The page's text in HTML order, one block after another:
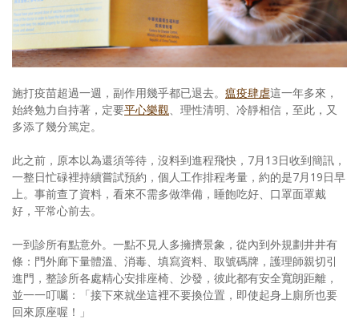
照相簿
歷史區
個人著作
活動實況記錄
媒體報導一覽
合作與代言
訂閱電子報
施打疫苗超過一週，副作用幾乎都已退去。 瘟疫肆虐這一年多來，
始終勉力自持著，定要平心樂觀 、理性清明、冷靜相信，至此，又
多添了幾分篤定。
此之前，原本以為還須等待，沒料到進程飛快，7月13日收到簡訊，
一整日忙碌裡持續嘗試預約，個人工作排程考量，約的是7月19日早
上。事前查了資料，看來不需多做準備，睡飽吃好、口罩面罩戴
好，平常心前去。
一到診所有點意外。一點不見人多擁擠景象，從內到外規劃井井有
條：門外廊下量體溫、消毒、填寫資料、取號碼牌，護理師親切引
進門，整診所各處精心安排座椅、沙發，彼此都有安全寬朗距離，
並一一叮囑：「接下來就坐這裡不要換位置，即使起身上廁所也要
回來原座喔！」